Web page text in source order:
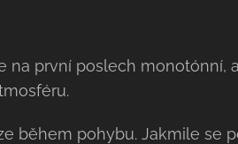
na první poslech monotónní,
během pohybu. Jakmile se